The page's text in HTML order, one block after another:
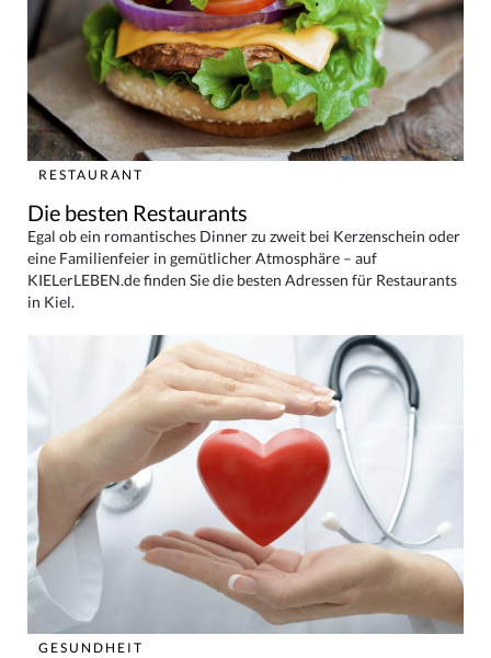
RESTAURANT
Die besten Restaurants
Egal ob ein romantisches Dinner zu zweit bei Kerzenschein oder
eine Familienfeier in gemütlicher Atmosphäre – auf
KIELerLEBEN.de finden Sie die besten Adressen für Restaurants
in Kiel.
GESUNDHEIT